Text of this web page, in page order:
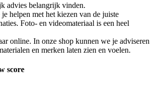
advies belangrijk vinden.
helpen met het kiezen van de juiste
Foto- en videomateriaal is een heel
online. In onze shop kunnen we je adviseren
en merken laten zien en voelen.
score